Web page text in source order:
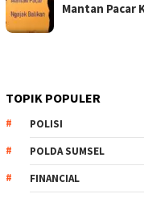
Mantan Pacar
TOPIK POPULER
POLISI
POLDA SUMSEL
FINANCIAL